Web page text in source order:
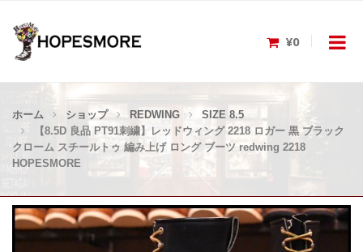
¥0
ホーム ショップ REDWING
SIZE 8.5
【8.5D 良品 PT91刺繍】レッドウィング 2218 ロガー 黒 ブラック
クローム スチールトゥ 編み上げ ロング ブーツ redwing 2218
HOPESMORE